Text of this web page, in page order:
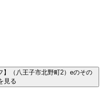
】（八王子市北野町2）eのその
見る